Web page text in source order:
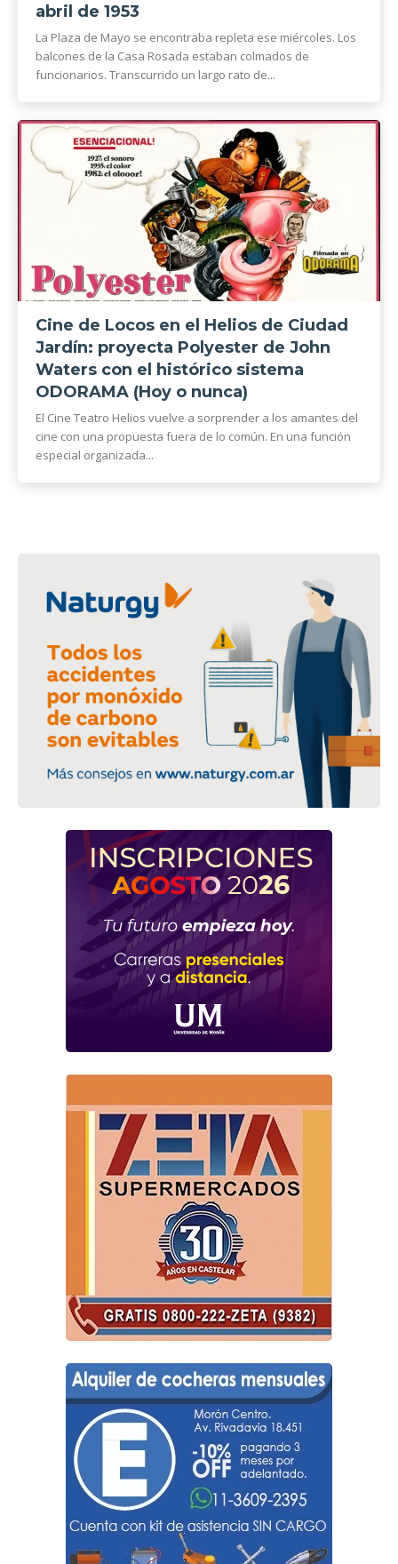
abril de 1953
La Plaza de Mayo se encontraba repleta ese miércoles. Los
balcones de la Casa Rosada estaban colmados de
funcionarios. Transcurrido un largo rato de...
Cine de Locos en el Helios de Ciudad
Jardín: proyecta Polyester de John
Waters con el histórico sistema
ODORAMA (Hoy o nunca)
El Cine Teatro Helios vuelve a sorprender a los amantes del
cine con una propuesta fuera de lo común. En una función
especial organizada...